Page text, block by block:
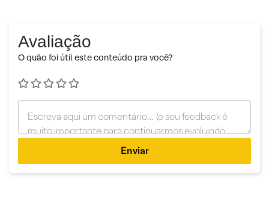
Avaliação
O quão foi útil este conteúdo pra você?
Enviar